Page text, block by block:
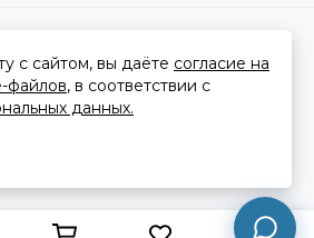
для платформыInSales
с сайтом, вы даёте согласие на
файлов, в соответствии с
данных.